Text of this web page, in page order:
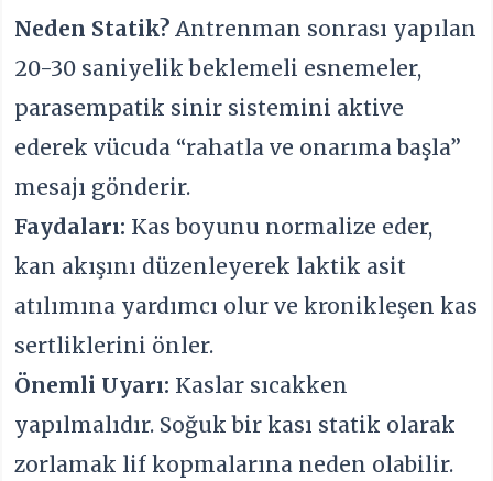
Neden Statik? Antrenman sonrası yapılan
20-30 saniyelik beklemeli esnemeler,
parasempatik sinir sistemini aktive
ederek vücuda “rahatla ve onarıma başla”
mesajı gönderir.
Faydaları: Kas boyunu normalize eder,
kan akışını düzenleyerek laktik asit
atılımına yardımcı olur ve kronikleşen kas
sertliklerini önler.
Önemli Uyarı: Kaslar sıcakken
yapılmalıdır. Soğuk bir kası statik olarak
zorlamak lif kopmalarına neden olabilir.